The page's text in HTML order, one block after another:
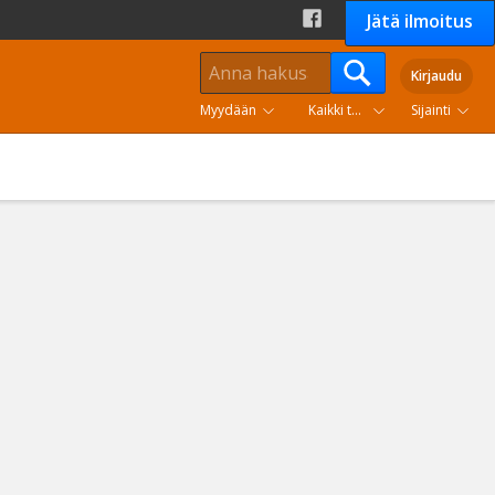
Jätä ilmoitus
Kirjaudu
Myydään
Kaikki tuoteryhmät Sijainti